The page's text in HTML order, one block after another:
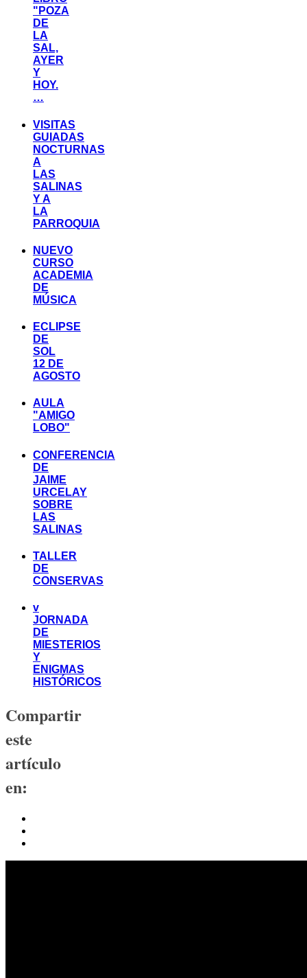
"POZA
DE
LA
SAL,
AYER
Y
HOY.
…
VISITAS
GUIADAS
NOCTURNAS
A
LAS
SALINAS
Y A
LA
PARROQUIA
NUEVO
CURSO
ACADEMIA
DE
MÚSICA
ECLIPSE
DE
SOL
12 DE
AGOSTO
AULA
"AMIGO
LOBO"
CONFERENCIA
DE
JAIME
URCELAY
SOBRE
LAS
SALINAS
TALLER
DE
CONSERVAS
v
JORNADA
DE
MIESTERIOS
Y
ENIGMAS
HISTÓRICOS
Compartir
este
artículo
en: